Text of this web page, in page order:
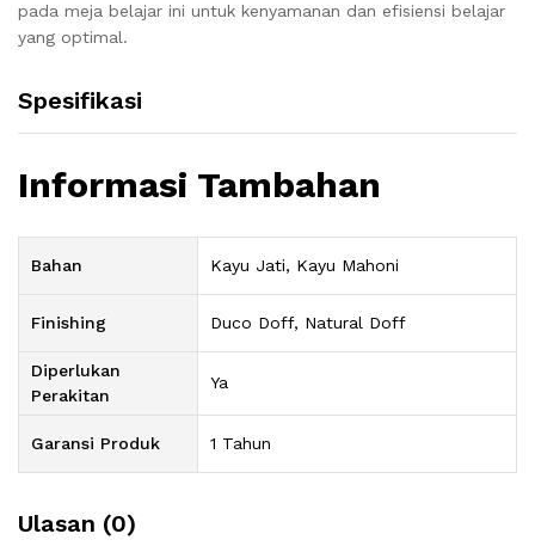
pada meja belajar ini untuk kenyamanan dan efisiensi belajar
yang optimal.
Spesifikasi
Informasi Tambahan
Bahan Kayu Jati, Kayu Mahoni
Finishing Duco Doff, Natural Doff
Diperlukan
Perakitan
Ya
Garansi Produk 1 Tahun
Ulasan (0)